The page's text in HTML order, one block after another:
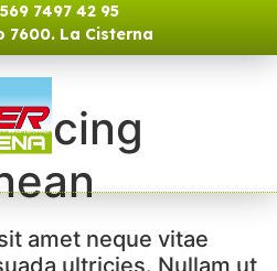
7497 42 95
7600. La Cisterna
amet neque vitae